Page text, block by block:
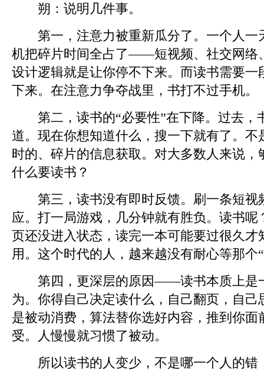
朔： 说明几件事。
第一，注意力被重新瓜分了。一个人一
机把碎片时间全占了——短视频、社交网络
设计逻辑就是让你停不下来。而读书需要一
下来。在注意力争夺战里，书打不过手机。
第二，读书的“必要性”在下降。过去，
道。现在你想知道什么，搜一下就有了。不
时的、碎片的信息获取。对大多数人来说，
什么要读书？
第三，读书没有即时反馈。刷一条短视
应。打一局游戏，几分钟就有胜负。读书呢
页还没进入状态，读完一本可能要过很久才
用。这个时代的人，越来越没有耐心等那个
第四，更深层的原因——读书本质上是
为。你得自己决定读什么，自己翻页，自己
是被动消费，算法替你选好内容，推到你面
受。人慢慢就习惯了被动。
所以读书的人变少，不是哪一个人的错